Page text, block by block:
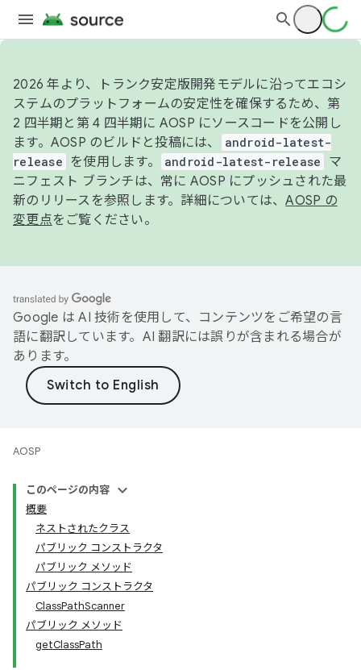
2026 年より、トランク安定版開発モデルに沿ってエコシ
ステムのプラットフォームの安定性を確保するため、第
2 四半期と第 4 四半期に AOSP にソースコードを公開し
ます。AOSP のビルドと投稿には、
android-latest-
release
を使用します。 android-latest-release
マ
ニフェスト ブランチは、常に AOSP にプッシュされた最
新のリリースを参照します。詳細については、AOSP の
変更点をご覧ください。
Google は AI 技術を使用して、コンテンツをご希望の言
語に翻訳しています。AI 翻訳には誤りが含まれる場合が
あります。
AOSP
このページの内容
概要
ネストされたクラス
パブリック コンストラクタ
パブリック メソッド
パブリック コンストラクタ
ClassPathScanner
パブリック メソッド
getClassPath